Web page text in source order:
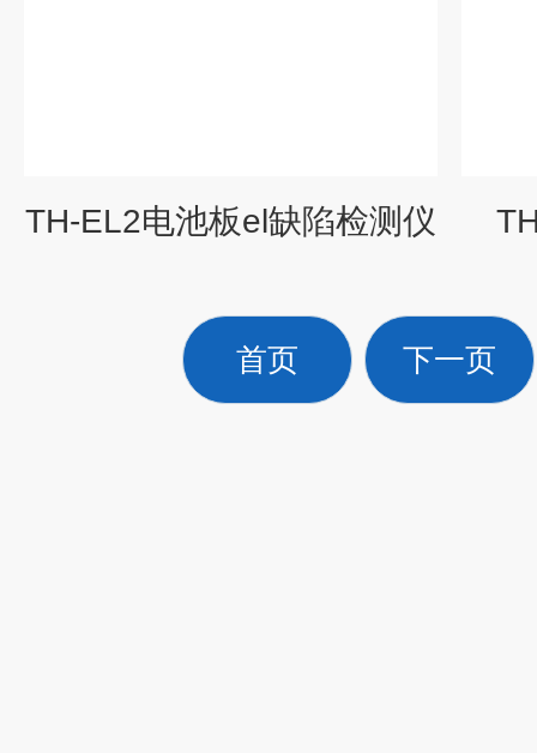
TH-EL2电池板el缺陷检测仪
首页 下一页